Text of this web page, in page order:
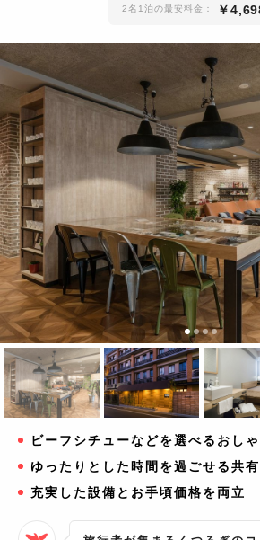
2名1泊の最安料金： ￥
ビーフシチューなどを選べるおし
ゆったりとした時間を過ごせる共
充実した設備とお手頃価格を両立